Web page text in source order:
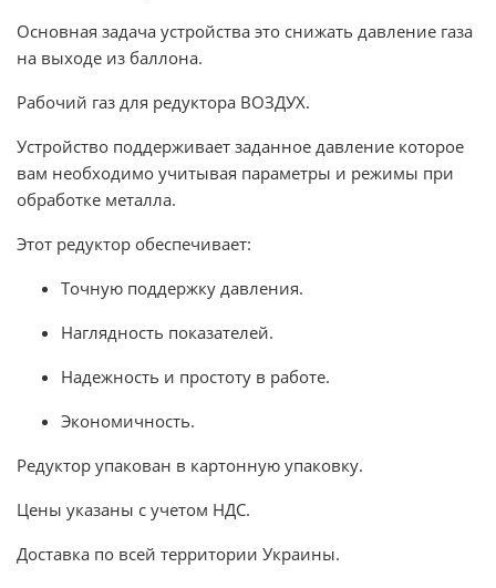
Основная задача устройства это снижать давление газа
на выходе из баллона.
Рабочий газ для редуктора ВОЗДУХ.
Устройство поддерживает заданное давление которое
вам необходимо учитывая параметры и режимы при
обработке металла.
Этот редуктор обеспечивает:
Точную поддержку давления.
Наглядность показателей.
Надежность и простоту в работе.
Экономичность.
Редуктор упакован в картонную упаковку.
Цены указаны с учетом НДС.
Доставка по всей территории Украины.